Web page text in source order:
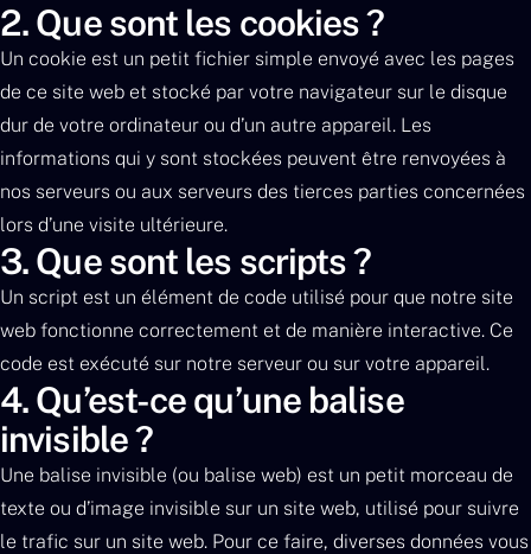
2. Que sont les cookies ?
Un cookie est un petit fichier simple envoyé avec les pages
de ce site web et stocké par votre navigateur sur le disque
dur de votre ordinateur ou d’un autre appareil. Les
informations qui y sont stockées peuvent être renvoyées à
nos serveurs ou aux serveurs des tierces parties concernées
lors d’une visite ultérieure.
3. Que sont les scripts ?
Un script est un élément de code utilisé pour que notre site
web fonctionne correctement et de manière interactive. Ce
code est exécuté sur notre serveur ou sur votre appareil.
4. Qu’est-ce qu’une balise
invisible ?
Une balise invisible (ou balise web) est un petit morceau de
texte ou d’image invisible sur un site web, utilisé pour suivre
le trafic sur un site web. Pour ce faire, diverses données vous